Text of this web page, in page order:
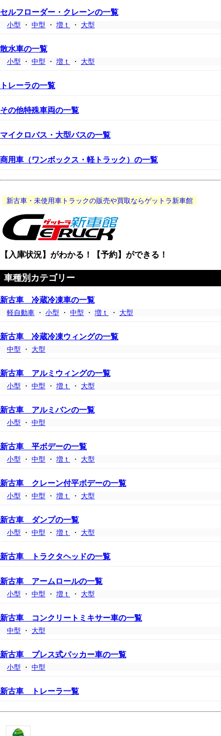
セルフローダー・クレーンの一覧
小型 ・ 中型 ・ 増ｔ ・ 大型
散水車の一覧
小型 ・ 中型 ・ 増ｔ ・ 大型
トレーラの一覧
その他特殊車両の一覧
マイクロバス・大型バスの一覧
商用車（ワンボックス・軽トラック）の一覧
新古車・未使用車トラックの販売や買取ならゲットラ新車館
【入庫状況】がわかる！【予約】ができる！
車種別カテゴリー
新古車 冷蔵冷凍車の一覧
軽自動車 ・ 小型 ・ 中型 ・ 増ｔ ・ 大型
新古車 冷蔵冷凍ウィングの一覧
中型 ・ 大型
新古車 アルミウィングの一覧
小型 ・ 中型 ・ 増ｔ ・ 大型
新古車 アルミバンの一覧
小型 ・ 中型
新古車 平ボデーの一覧
小型 ・ 中型 ・ 増ｔ ・ 大型
新古車 クレーン付平ボデーの一覧
小型 ・ 中型 ・ 増ｔ ・ 大型
新古車 ダンプの一覧
小型 ・ 中型 ・ 増ｔ ・ 大型
新古車 トラクタヘッドの一覧
新古車 アームロールの一覧
小型 ・ 中型 ・ 増ｔ ・ 大型
新古車 コンクリートミキサー車の一覧
中型 ・ 大型
新古車 プレス式パッカー車の一覧
小型 ・ 中型
新古車 トレーラ一覧